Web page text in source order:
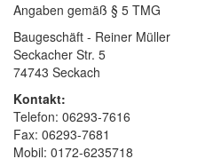
Angaben gemäß § 5 TMG
Baugeschäft - Reiner Müller
Seckacher Str. 5
74743 Seckach
Kontakt:
Telefon: 06293-7616
Fax: 06293-7681
Mobil: 0172-6235718